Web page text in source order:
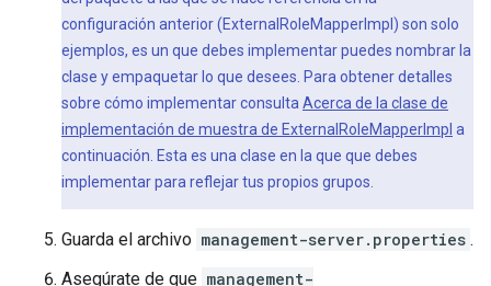
configuración anterior (ExternalRoleMapperImpl) son solo
ejemplos, es un que debes implementar puedes nombrar la
clase y empaquetar lo que desees. Para obtener detalles
sobre cómo implementar consulta Acerca de la clase de
implementación de muestra de ExternalRoleMapperImpl a
continuación. Esta es una clase en la que que debes
implementar para reflejar tus propios grupos.
Guarda el archivo management-server.properties .
Asegúrate de que management-